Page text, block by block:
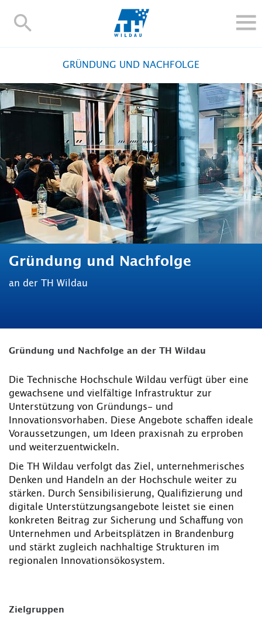
TH-
STUDIEREN UND WEITERBILDEN
FORSCHUNG UND TRANSFER
ALUMNI
HOCHSCHULE
INTERNATIONAL
BESCHÄFTIGTE
Blogs Kontakt und Anfahrt Webmail Moodle
TH Online-Portal Personensuche English
GRÜNDUNG UND NACHFOLGE
Gründung und Nachfolge
an der TH Wildau
Gründung und Nachfolge an der TH Wildau
Die Technische Hochschule Wildau verfügt über eine
gewachsene und vielfältige Infrastruktur zur
Unterstützung von Gründungs- und
Innovationsvorhaben. Diese Angebote schaffen ideale
Voraussetzungen, um Ideen praxisnah zu erproben
und weiterzuentwickeln.
Die TH Wildau verfolgt das Ziel, unternehmerisches
Denken und Handeln an der Hochschule weiter zu
stärken. Durch Sensibilisierung, Qualifizierung und
digitale Unterstützungsangebote leistet sie einen
konkreten Beitrag zur Sicherung und Schaffung von
Unternehmen und Arbeitsplätzen in Brandenburg
und stärkt zugleich nachhaltige Strukturen im
regionalen Innovationsökosystem.
Zielgruppen